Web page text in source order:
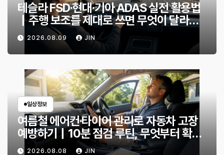
테슬라 FSD·현대·기아 ADAS 실전 활용법
｜주행 보조를 제대로 쓰면 무엇이 달라질
까?2026.08.09 JIN
일상정보
여름철 에어컨·타이어 관리로 자동차 고장
예방하기｜10분 점검 루틴, 무엇부터 확인
할까?
2026.08.08 JIN